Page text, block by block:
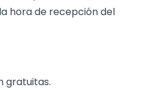
hora de recepción del
gratuitas.